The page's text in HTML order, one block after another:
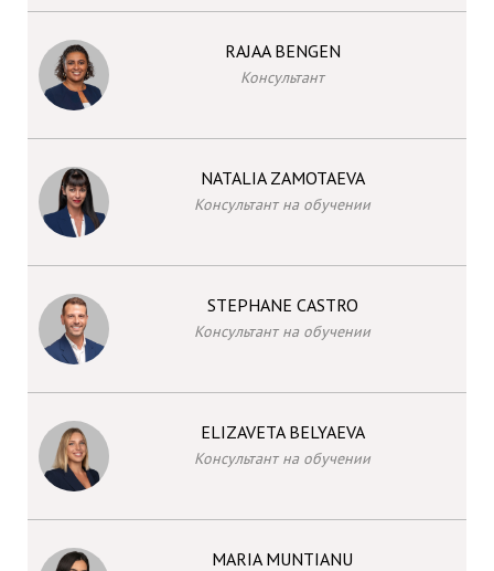
RAJAA BENGEN
Консультант
NATALIA ZAMOTAEVA
Консультант на обучении
STEPHANE CASTRO
Консультант на обучении
ELIZAVETA BELYAEVA
Консультант на обучении
MARIA MUNTIANU